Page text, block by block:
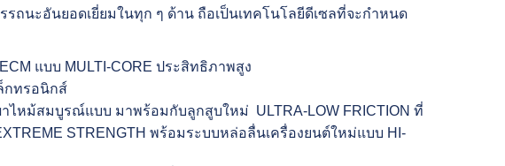
ถนะอันยอดเยี่ยมในทุก ๆ ด้าน ถือเป็นเทคโนโลยีดีเซลที่จะกำหนด
แบบ MULTI-CORE ประสิทธิภาพสูง
กทรอนิกส์
าไหม้สมบูรณ์แบบ มาพร้อมกับลูกสูบใหม่ ULTRA-LOW FRICTION ที่
STRENGTH พร้อมระบบหล่อลื่นเครื่องยนต์ใหม่แบบ HI-